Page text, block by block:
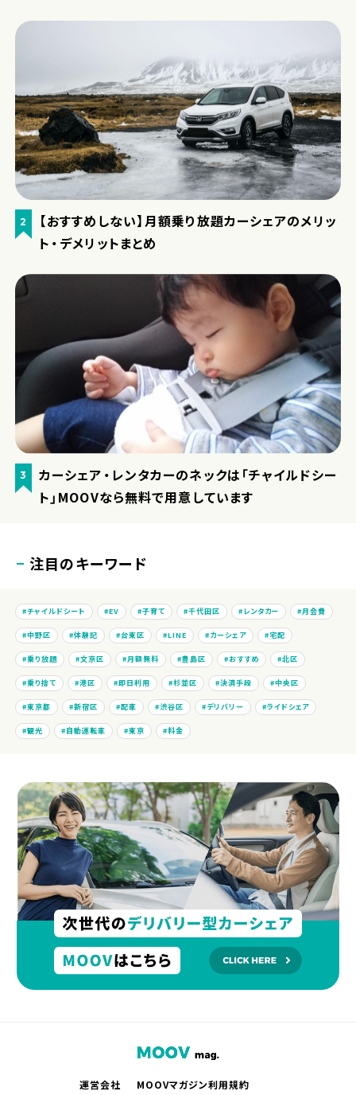
2
【おすすめしない】月額乗り放題カーシェアのメリッ
ト・デメリットまとめ
3
カーシェア・レンタカーのネックは「チャイルドシー
ト」MOOVなら無料で用意しています
注目のキーワード
チャイルドシート EV 子育て 千代田区 レンタカー 月会費
中野区 体験記 台東区 LINE カーシェア 宅配
乗り放題 文京区 月額無料 豊島区 おすすめ 北区
乗り捨て 港区 即日利用 杉並区 決済手段 中央区
東京都 新宿区 配車 渋谷区 デリバリー ライドシェア
観光 自動運転車 東京 料金
運営会社 MOOVマガジン利用規約